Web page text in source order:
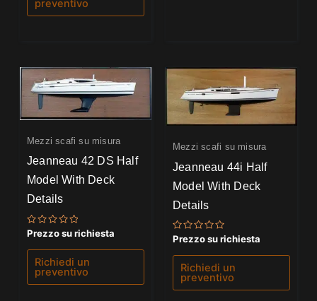
preventivo
Mezzi scafi su misura
Jeanneau 42 DS Half
Model With Deck
Details
Valutato
su
Prezzo su richiesta
Richiedi un
preventivo
Mezzi scafi su misura
Jeanneau 44i Half
Model With Deck
Details
Valutato
su
Prezzo su richiesta
Richiedi un
preventivo